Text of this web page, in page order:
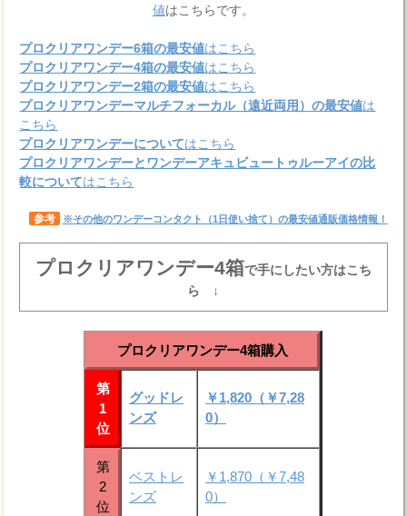
値はこちらです。
プロクリアワンデー6箱の最安値はこちら
プロクリアワンデー4箱の最安値はこちら
プロクリアワンデー2箱の最安値はこちら
プロクリアワンデーマルチフォーカル（遠近両用）の最安値は
こちら
プロクリアワンデーについてはこちら
プロクリアワンデーとワンデーアキュビュートゥルーアイの比
較についてはこちら
参考 ※その他のワンデーコンタクト（1日使い捨て）の最安値通販価格情報！
プロクリアワンデー4箱で手にしたい方はこち
ら ↓
プロクリアワンデー4箱購入
第
1
位
グッドレ
ンズ
￥1,820（￥7,28
0）
第
2
位
ベストレ
ンズ
￥1,870（￥7,48
0）